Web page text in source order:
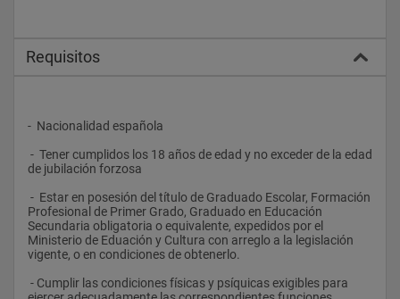
Requisitos
-  Nacionalidad española
de jubilación forzosa
Profesional de Primer Grado, Graduado en Educación
Secundaria obligatoria o equivalente, expedidos por el
Ministerio de Eduación y Cultura con arreglo a la legislación
vigente, o en condiciones de obtenerlo.